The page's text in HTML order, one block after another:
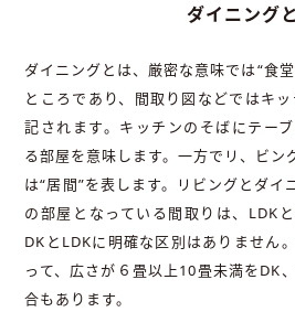
ダイニング
ダイニングとは、厳密な意味では“食
ところであり、間取り図などではキ
記されます。キッチンのそばにテー
る部屋を意味します。一方でリ、ビン
は“居間”を表します。リビングとダイ
の部屋となっている間取りは、LDK
DKとLDKに明確な区別はありません
って、広さが６畳以上10畳未満をDK
合もあります。